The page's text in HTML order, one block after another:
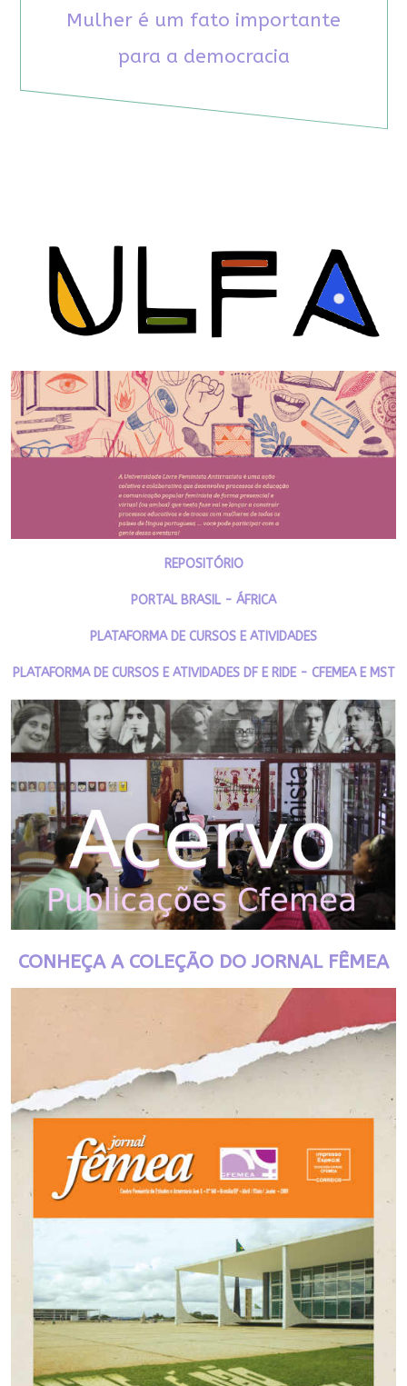
Mulher é um fato importante
para a democracia
REPOSITÓRIO
PORTAL BRASIL - ÁFRICA
PLATAFORMA DE CURSOS E ATIVIDADES
PLATAFORMA DE CURSOS E ATIVIDADES DF E RIDE - CFEMEA E MST
CONHEÇA A COLEÇÃO DO JORNAL FÊMEA